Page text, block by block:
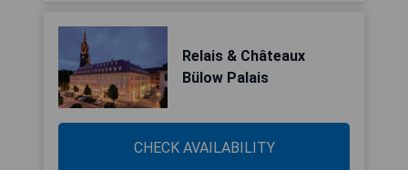
Relais & Châteaux
Bülow Palais
CHECK AVAILABILITY